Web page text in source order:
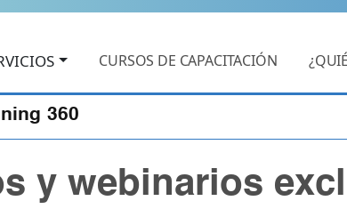
CURSOS DE CAPACITACIÓN
360
y webinarios